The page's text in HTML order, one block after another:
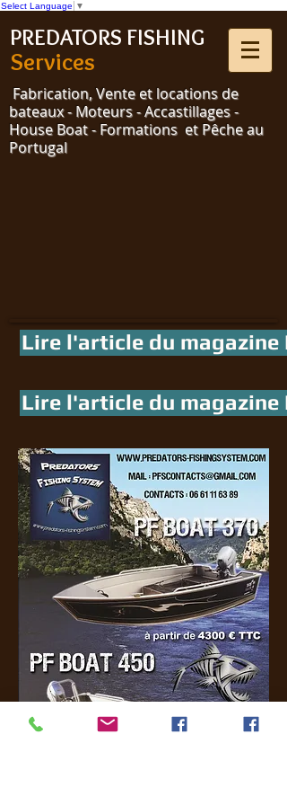
Select Language ▼
PREDATORS FISHING
Services
Fabrication, Vente et locations de
bateaux - Moteurs - Accastillages -
House Boat - Formations et Pêche au
Portugal
Lire l'article du magazine
Lire l'article du magazine